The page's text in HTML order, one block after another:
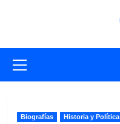
primario
Biografías Historia y Política